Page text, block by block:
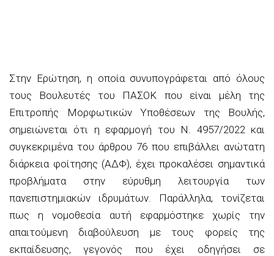
Στην Ερώτηση, η οποία συνυπογράφεται από όλους
τους Βουλευτές του ΠΑΣΟΚ που είναι μέλη της
Επιτροπής Μορφωτικών Υποθέσεων της Βουλής,
σημειώνεται ότι η εφαρμογή του Ν. 4957/2022 και
συγκεκριμένα του άρθρου 76 που επιβάλλει ανώτατη
διάρκεια φοίτησης (ΑΔΦ), έχει προκαλέσει σημαντικά
προβλήματα στην εύρυθμη λειτουργία των
πανεπιστημιακών ιδρυμάτων. Παράλληλα, τονίζεται
πως η νομοθεσία αυτή εφαρμόστηκε χωρίς την
απαιτούμενη διαβούλευση με τους φορείς της
εκπαίδευσης, γεγονός που έχει οδηγήσει σε